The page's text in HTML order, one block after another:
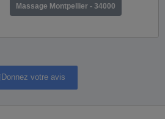
Massage Montpellier - 34000
Donnez votre avis